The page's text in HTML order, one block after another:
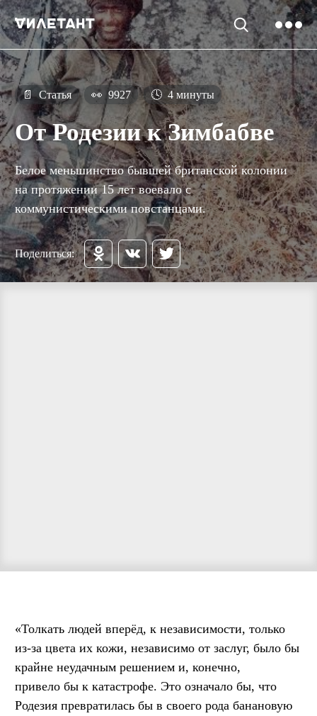
📄 Статья 👀 9927 🕓 4 минуты
От Родезии к Зимбабве
Белое меньшинство бывшей британской колонии
на протяжении 15 лет воевало с
коммунистическими повстанцами.
Поделиться:
«Толкать людей вперёд, к независимости, только
из-за цвета их кожи, независимо от заслуг, было бы
крайне неудачным решением и, конечно,
привело бы к катастрофе. Это означало бы, что
Родезия превратилась бы в своего рода банановую